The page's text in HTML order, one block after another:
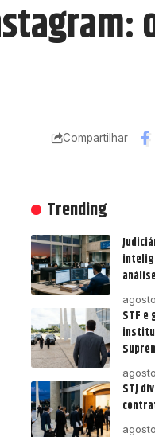
Compartilhar
Trending
STF e
STJ